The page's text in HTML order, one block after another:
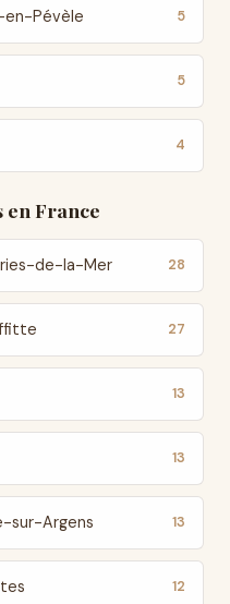
en-Pévèle 5
5
4
en France
de-la-Mer 28
27
13
13
sur-Argens 13
12